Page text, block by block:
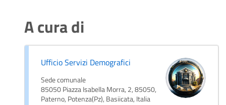
A cura di
Ufficio Servizi Demografici
Sede comunale
85050 Piazza Isabella Morra, 2, 85050,
Paterno, Potenza(Pz), Basiicata, Italia